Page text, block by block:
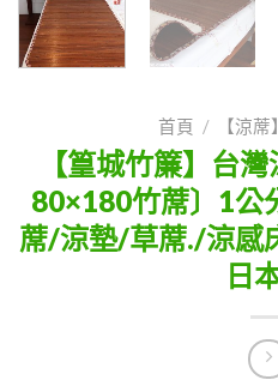
首頁 / 【涼
【篁城竹簾】台
80×180竹蓆〕1公
蓆/涼墊/草蓆./涼感
日